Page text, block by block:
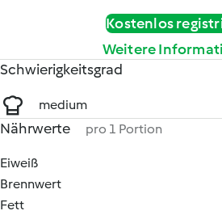
Kostenlos
Weitere
Schwierigkeitsgrad
medium
Nährwerte pro 1 Portion
Eiweiß
Brennwert
Fett